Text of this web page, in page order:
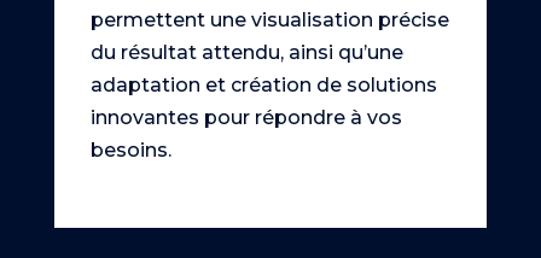
permettent une visualisation précise
du résultat attendu, ainsi qu’une
adaptation et création de solutions
innovantes pour répondre à vos
besoins.